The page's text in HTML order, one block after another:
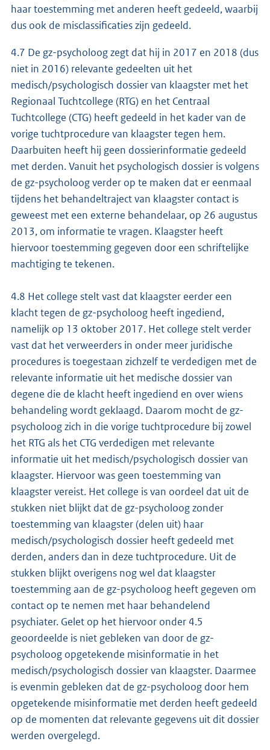
haar toestemming met anderen heeft gedeeld, waarbij
dus ook de misclassificaties zijn gedeeld.
4.7 De gz-psycholoog zegt dat hij in 2017 en 2018 (dus
niet in 2016) relevante gedeelten uit het
medisch/psychologisch dossier van klaagster met het
Regionaal Tuchtcollege (RTG) en het Centraal
Tuchtcollege (CTG) heeft gedeeld in het kader van de
vorige tuchtprocedure van klaagster tegen hem.
Daarbuiten heeft hij geen dossierinformatie gedeeld
met derden. Vanuit het psychologisch dossier is volgens
de gz-psycholoog verder op te maken dat er eenmaal
tijdens het behandeltraject van klaagster contact is
geweest met een externe behandelaar, op 26 augustus
2013, om informatie te vragen. Klaagster heeft
hiervoor toestemming gegeven door een schriftelijke
machtiging te tekenen.
4.8 Het college stelt vast dat klaagster eerder een
klacht tegen de gz-psycholoog heeft ingediend,
namelijk op 13 oktober 2017. Het college stelt verder
vast dat het verweerders in onder meer juridische
procedures is toegestaan zichzelf te verdedigen met de
relevante informatie uit het medische dossier van
degene die de klacht heeft ingediend en over wiens
behandeling wordt geklaagd. Daarom mocht de gz-
psycholoog zich in die vorige tuchtprocedure bij zowel
het RTG als het CTG verdedigen met relevante
informatie uit het medisch/psychologisch dossier van
klaagster. Hiervoor was geen toestemming van
klaagster vereist. Het college is van oordeel dat uit de
stukken niet blijkt dat de gz-psycholoog zonder
toestemming van klaagster (delen uit) haar
medisch/psychologisch dossier heeft gedeeld met
derden, anders dan in deze tuchtprocedure. Uit de
stukken blijkt overigens nog wel dat klaagster
toestemming aan de gz-psycholoog heeft gegeven om
contact op te nemen met haar behandelend
psychiater. Gelet op het hiervoor onder 4.5
geoordeelde is niet gebleken van door de gz-
psycholoog opgetekende misinformatie in het
medisch/psychologisch dossier van klaagster. Daarmee
is evenmin gebleken dat de gz-psycholoog door hem
opgetekende misinformatie met derden heeft gedeeld
op de momenten dat relevante gegevens uit dit dossier
werden overgelegd.